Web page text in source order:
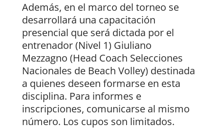
Además, en el marco del torneo se
desarrollará una capacitación
presencial que será dictada por el
entrenador (Nivel 1) Giuliano
Mezzagno (Head Coach Selecciones
Nacionales de Beach Volley) destinada
a quienes deseen formarse en esta
disciplina. Para informes e
inscripciones, comunicarse al mismo
número. Los cupos son limitados.